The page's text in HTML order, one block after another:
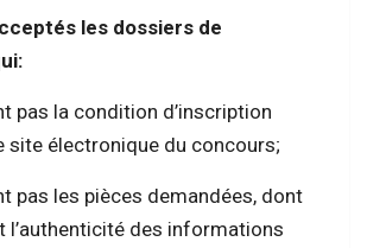
les dossiers de
pas la condition d’inscription
site électronique du concours;
pas les pièces demandées, dont
l’authenticité des informations